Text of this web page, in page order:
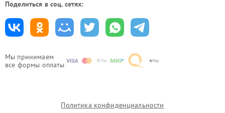
Мы принимаем
все формы оплаты
Поделиться в соц. сетях:
Политика конфиденциальности